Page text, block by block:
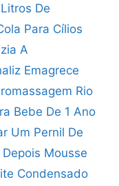
De
Para Cílios
A
Emagrece
Rio
Bebe De 1 Ano
Um Pernil De
Mousse
Condensado